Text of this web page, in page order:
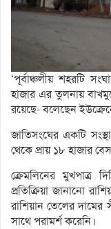
‘পূর্বাঞ্চলীয় শহরটি
হাজার এর তুলনায়
রয়েছে- বলেছেন
জাতিসংঘের একটি
থেকে প্রায় ১৮ হাজার
ক্রেমলিনের মুখপাত্র
প্রতিক্রিয়া জানানো
রাশিয়ান তেলের দামের
সাথে পরামর্শ করেনি।